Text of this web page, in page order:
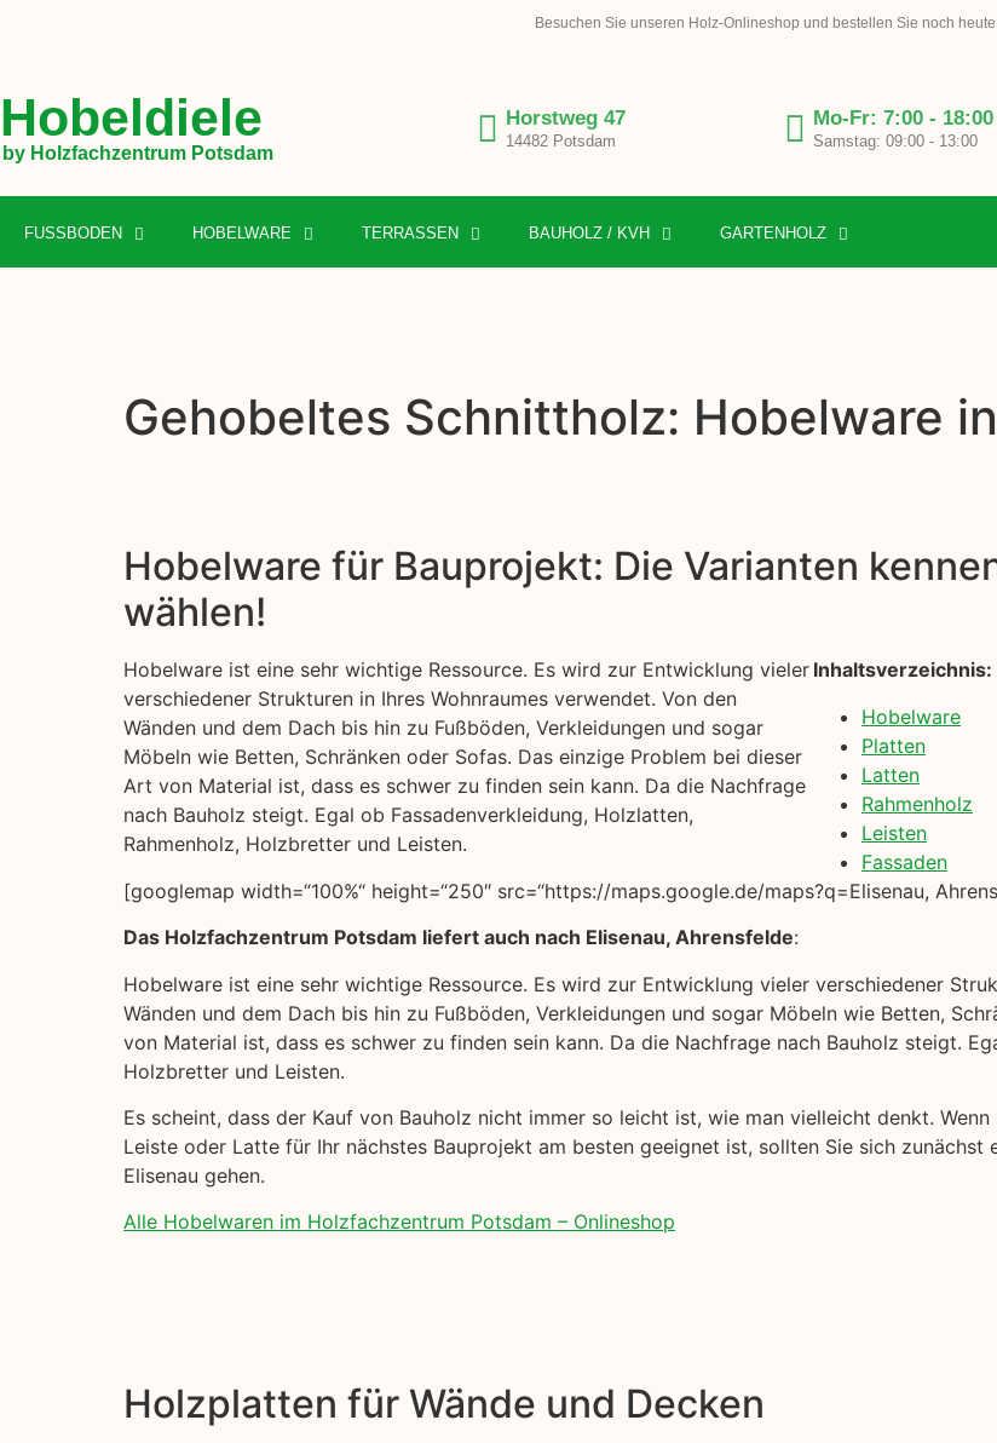
Besuchen Sie unseren Holz-Onlineshop und bestellen Sie noch
Hobeldiele
by Holzfachzentrum Potsdam
Horstweg 47
14482 Potsdam
Mo-Fr: 7:00 - 18:00
Samstag: 09:00 - 13:00
FUSSBODEN HOBELWARE TERRASSEN BAUHOLZ / KVH GARTENHOLZ
Gehobeltes Schnittholz: Hobelware
Hobelware für Bauprojekt: Die Varianten
wählen!
Hobelware ist eine sehr wichtige Ressource. Es wird zur Entwicklung vieler
verschiedener Strukturen in Ihres Wohnraumes verwendet. Von den
Wänden und dem Dach bis hin zu Fußböden, Verkleidungen und sogar
Möbeln wie Betten, Schränken oder Sofas. Das einzige Problem bei dieser
Art von Material ist, dass es schwer zu finden sein kann. Da die Nachfrage
nach Bauholz steigt. Egal ob Fassadenverkleidung, Holzlatten,
Rahmenholz, Holzbretter und Leisten.
Inhaltsverzeichnis:
Hobelware
Platten
Latten
Rahmenholz
Leisten
Fassaden
[googlemap width=“100%“ height=“250″ src=“https://maps.google.de/maps?q=Elisenau,
Das Holzfachzentrum Potsdam liefert auch nach Elisenau, Ahrensfelde:
Hobelware ist eine sehr wichtige Ressource. Es wird zur Entwicklung vieler verschiedener
Wänden und dem Dach bis hin zu Fußböden, Verkleidungen und sogar Möbeln wie Betten,
von Material ist, dass es schwer zu finden sein kann. Da die Nachfrage nach Bauholz steigt.
Holzbretter und Leisten.
Es scheint, dass der Kauf von Bauholz nicht immer so leicht ist, wie man vielleicht denkt.
Leiste oder Latte für Ihr nächstes Bauprojekt am besten geeignet ist, sollten Sie sich zunächst
Elisenau gehen.
Alle Hobelwaren im Holzfachzentrum Potsdam – Onlineshop
Holzplatten für Wände und Decken